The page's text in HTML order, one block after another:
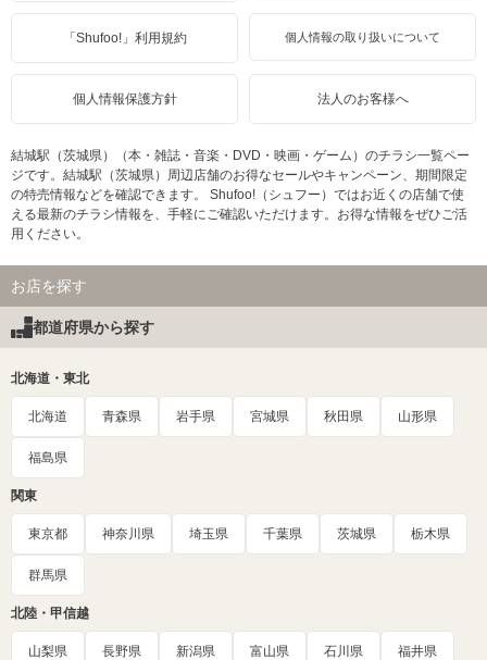
「Shufoo!」利用規約 個人情報の取り扱いについて
個人情報保護方針 法人のお客様へ
結城駅（茨城県）（本・雑誌・音楽・DVD・映画・ゲーム）のチラシ一覧ペー
ジです。結城駅（茨城県）周辺店舗のお得なセールやキャンペーン、期間限定
の特売情報などを確認できます。 Shufoo!（シュフー）ではお近くの店舗で使
える最新のチラシ情報を、手軽にご確認いただけます。お得な情報をぜひご活
用ください。
お店を探す
都道府県から探す
北海道・東北
北海道 青森県 岩手県 宮城県 秋田県 山形県
福島県
関東
東京都 神奈川県 埼玉県 千葉県 茨城県 栃木県
群馬県
北陸・甲信越
山梨県 長野県 新潟県 富山県 石川県 福井県